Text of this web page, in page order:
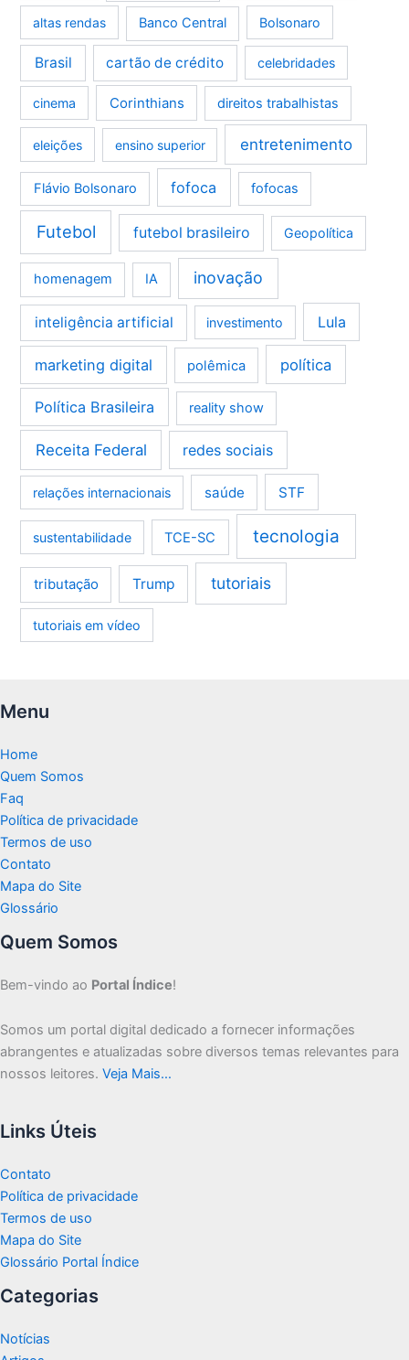
altas rendas Banco Central Bolsonaro
Brasil cartão de crédito celebridades
cinema Corinthians direitos trabalhistas
eleições ensino superior entretenimento
Flávio Bolsonaro fofoca fofocas
Futebol futebol brasileiro Geopolítica
homenagem IA inovação
inteligência artificial investimento Lula
marketing digital polêmica política
Política Brasileira reality show
Receita Federal redes sociais
relações internacionais saúde STF
sustentabilidade TCE-SC tecnologia
tributação Trump tutoriais
tutoriais em vídeo
Menu
Home
Quem Somos
Faq
Política de privacidade
Termos de uso
Contato
Mapa do Site
Glossário
Quem Somos
Bem-vindo ao Portal Índice!
Somos um portal digital dedicado a fornecer informações
abrangentes e atualizadas sobre diversos temas relevantes para
nossos leitores. Veja Mais…
Links Úteis
Contato
Política de privacidade
Termos de uso
Mapa do Site
Glossário Portal Índice
Categorias
Notícias